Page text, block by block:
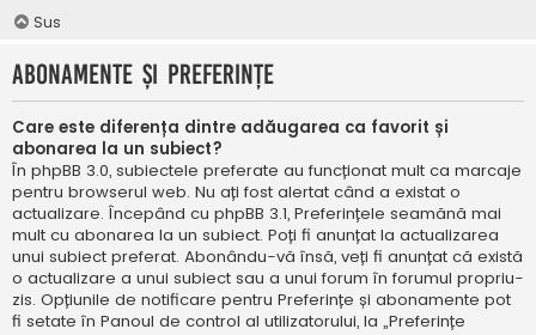
Sus
Abonamente și Preferințe
Care este diferența dintre adăugarea ca favorit și
abonarea la un subiect?
În phpBB 3.0, subiectele preferate au funcționat mult ca marcaje
pentru browserul web. Nu ați fost alertat când a existat o
actualizare. Începând cu phpBB 3.1, Preferințele seamănă mai
mult cu abonarea la un subiect. Poți fi anunțat la actualizarea
unui subiect preferat. Abonându-vă însă, veți fi anunțat că există
o actualizare a unui subiect sau a unui forum în forumul propriu-
zis. Opțiunile de notificare pentru Preferințe și abonamente pot
fi setate în Panoul de control al utilizatorului, la „Preferințe